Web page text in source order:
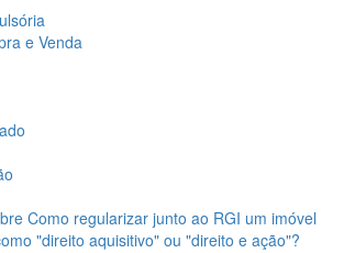
e Venda
Como regularizar junto ao RGI um imóvel
"direito aquisitivo" ou "direito e ação"?